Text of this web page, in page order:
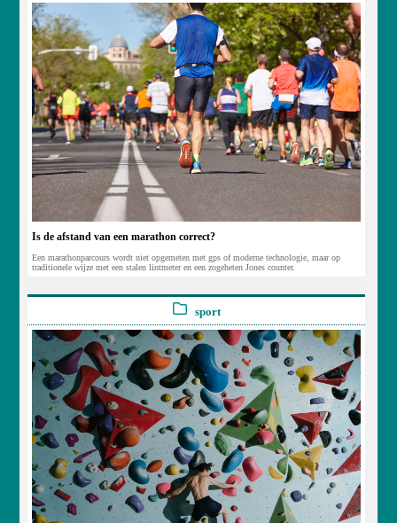
Is de afstand van een marathon correct?
Een marathonparcours wordt niet opgemeten met gps of moderne technologie, maar op
traditionele wijze met een stalen lintmeter en een zogeheten Jones counter.
sport